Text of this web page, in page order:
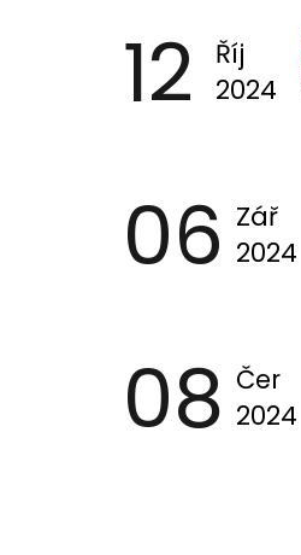
12
Říj
2024
06 Zář
2024
08 Čer
2024